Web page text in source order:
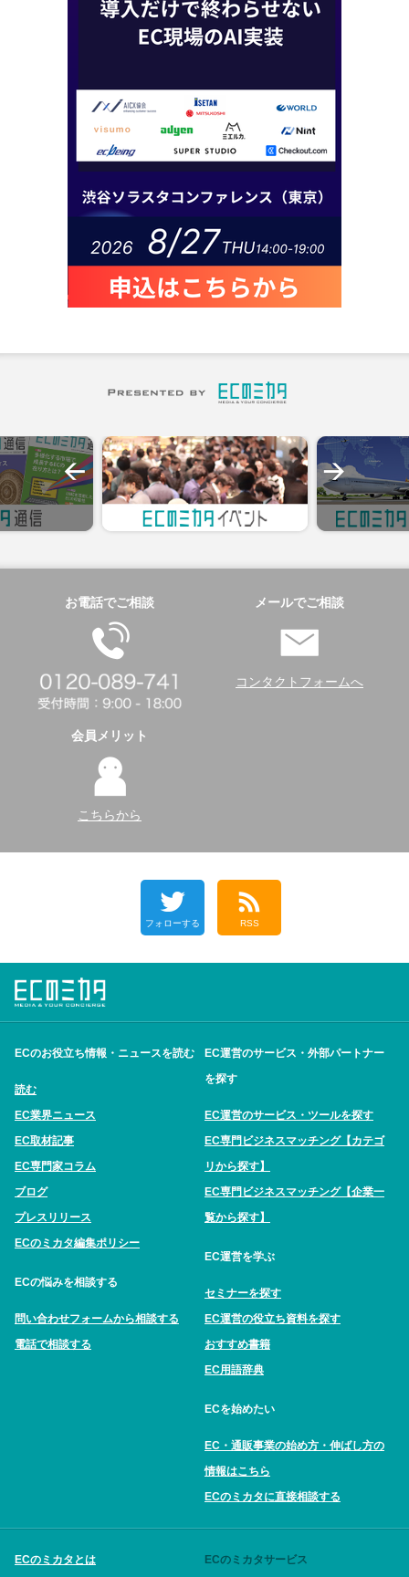
お電話でご相談 メールでご相談
コンタクトフォームへ
会員メリット
こちらから
フォローする RSS
ECのお役立ち情報・ニュースを読む
読む
EC業界ニュース
EC取材記事
EC専門家コラム
ブログ
プレスリリース
ECのミカタ編集ポリシー
ECの悩みを相談する
問い合わせフォームから相談する
電話で相談する
EC運営のサービス・外部パートナー
を探す
EC運営のサービス・ツールを探す
EC専門ビジネスマッチング【カテゴ
リから探す】
EC専門ビジネスマッチング【企業一
覧から探す】
EC運営を学ぶ
セミナーを探す
EC運営の役立ち資料を探す
おすすめ書籍
EC用語辞典
ECを始めたい
EC・通販事業の始め方・伸ばし方の
情報はこちら
ECのミカタに直接相談する
ECのミカタとは ECのミカタサービス